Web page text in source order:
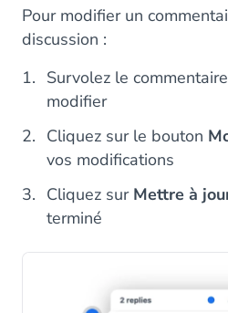
Pour modifier un
discussion :
Survolez le
modifier
Cliquez sur le bouton
vos modifications
Cliquez sur Mettre à
terminé